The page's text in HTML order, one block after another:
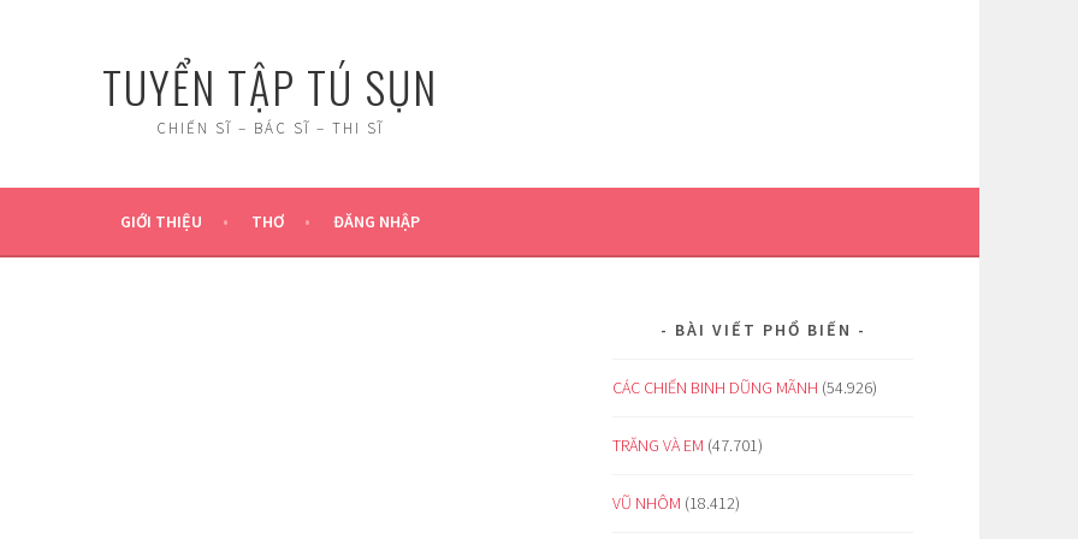
TUYỂN TẬP TÚ SỤN
CHIẾN SĨ – BÁC SĨ – THI SĨ
GIỚI THIỆU THƠ ĐĂNG NHẬP
BÀI VIẾT PHỔ BIẾN
CÁC CHIẾN BINH DŨNG MÃNH (54.926)
TRĂNG VÀ EM (47.701)
VŨ NHÔM (18.412)